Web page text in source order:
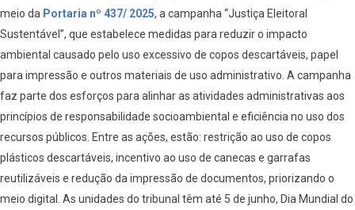
meio da Portaria nº 437/ 2025, a campanha “Justiça Eleitoral
Sustentável”, que estabelece medidas para reduzir o impacto
ambiental causado pelo uso excessivo de copos descartáveis, papel
para impressão e outros materiais de uso administrativo. A campanha
faz parte dos esforços para alinhar as atividades administrativas aos
princípios de responsabilidade socioambiental e eficiência no uso dos
recursos públicos. Entre as ações, estão: restrição ao uso de copos
plásticos descartáveis, incentivo ao uso de canecas e garrafas
reutilizáveis e redução da impressão de documentos, priorizando o
meio digital. As unidades do tribunal têm até 5 de junho, Dia Mundial do